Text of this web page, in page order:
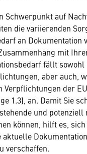
Schwerpunkt auf
die variierenden
an Dokumentation
mit
fällt sowohl
aber auch,
Verpflichtungen der
1.3), an. Damit Sie
und potenziell
können, hilft es,
aktuelle
verschaffen.